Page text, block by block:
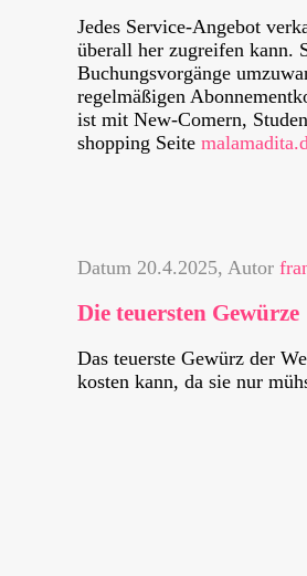
Jedes Service-Angebot
überall her zugreifen kann.
Buchungsvorgänge
regelmäßigen
ist mit New-Comern,
shopping Seite
Datum 20.4.2025, Autor
Die teuersten Gewürze
Das teuerste Gewürz der
kosten kann, da sie nur